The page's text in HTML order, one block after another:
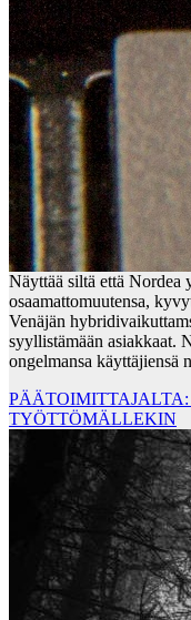
Näyttää siltä että Nordea
osaamattomuutensa,
Venäjän
syyllistämään asiakkaat.
ongelmansa käyttäjiensä
TYÖTTÖMÄLLEKIN